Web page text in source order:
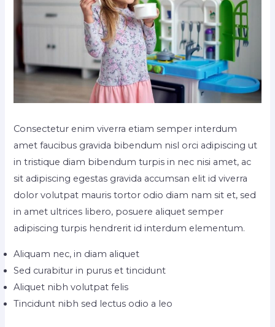
Consectetur enim viverra etiam semper interdum
amet faucibus gravida bibendum nisl orci adipiscing ut
in tristique diam bibendum turpis in nec nisi amet, ac
sit adipiscing egestas gravida accumsan elit id viverra
dolor volutpat mauris tortor odio diam nam sit et, sed
in amet ultrices libero, posuere aliquet semper
adipiscing turpis hendrerit id interdum elementum.
Aliquam nec, in diam aliquet
Sed curabitur in purus et tincidunt
Aliquet nibh volutpat felis
Tincidunt nibh sed lectus odio a leo